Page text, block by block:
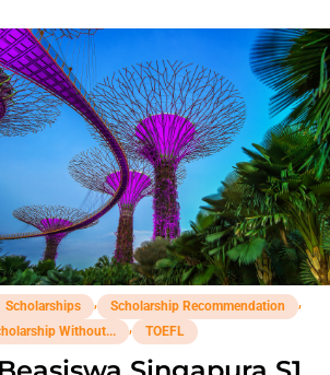
Scholarships , Scholarship Recommendation
,
Without...
, TOEFL